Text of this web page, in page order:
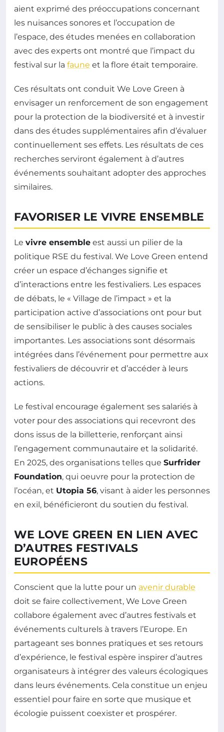
aient exprimé des préoccupations concernant
les nuisances sonores et l’occupation de
l’espace, des études menées en collaboration
avec des experts ont montré que l’impact du
festival sur la faune et la flore était temporaire.
Ces résultats ont conduit We Love Green à
envisager un renforcement de son engagement
pour la protection de la biodiversité et à investir
dans des études supplémentaires afin d’évaluer
continuellement ses effets. Les résultats de ces
recherches serviront également à d’autres
événements souhaitant adopter des approches
similaires.
FAVORISER LE VIVRE ENSEMBLE
Le vivre ensemble est aussi un pilier de la
politique RSE du festival. We Love Green entend
créer un espace d’échanges signifie et
d’interactions entre les festivaliers. Les espaces
de débats, le « Village de l’impact » et la
participation active d’associations ont pour but
de sensibiliser le public à des causes sociales
importantes. Les associations sont désormais
intégrées dans l’événement pour permettre aux
festivaliers de découvrir et d’accéder à leurs
actions.
Le festival encourage également ses salariés à
voter pour des associations qui recevront des
dons issus de la billetterie, renforçant ainsi
l’engagement communautaire et la solidarité.
En 2025, des organisations telles que Surfrider
Foundation, qui oeuvre pour la protection de
l’océan, et Utopia 56, visant à aider les personnes
en exil, bénéficieront du soutien du festival.
WE LOVE GREEN EN LIEN AVEC
D’AUTRES FESTIVALS
EUROPÉENS
Conscient que la lutte pour un avenir durable
doit se faire collectivement, We Love Green
collabore également avec d’autres festivals et
événements culturels à travers l’Europe. En
partageant ses bonnes pratiques et ses retours
d’expérience, le festival espère inspirer d’autres
organisateurs à intégrer des valeurs écologiques
dans leurs événements. Cela constitue un enjeu
essentiel pour faire en sorte que musique et
écologie puissent coexister et prospérer.